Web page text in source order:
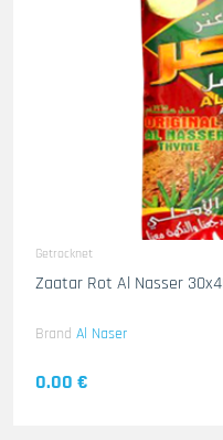
Getrocknet
Zaatar Rot Al Nasser
Brand Al Naser
0.00 €